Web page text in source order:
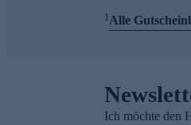
1Alle
Ich möchte den